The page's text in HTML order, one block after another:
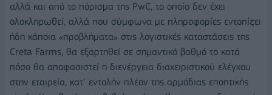
αλλά και από το πόρισμα της PwC, το οποίο δεν έχει
ολοκληρωθεί, αλλά που σύμφωνα με πληροφορίες εντοπίζει
ήδη κάποια «προβλήματα» στις λογιστικές καταστάσεις της
Creta Farms, θα εξαρτηθεί σε σημαντικό βαθμό το κατά
πόσο θα αποφασιστεί η διενέργεια διαχειριστικού ελέγχου
στην εταιρεία, κατ’ εντολήν πλέον της αρμόδιας εποπτικής